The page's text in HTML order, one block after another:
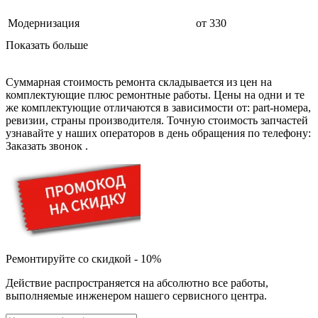
дисковых пил
диспенсеров
дисплеев
дистилляторов воды
дизельных горелок
дизельных генераторов
dj станций
dji goggles
док-станций
документ-камер
домашних кинотеатров
домофонов
дорожек для ходьбы
драйкулеров
дрелей
дрелей для алмазного бурения
дрелей-миксеров
дрелей-шуруповертов
Модернизация
от 330
Показать больше
Суммарная стоимость ремонта складывается из цен на
комплектующие плюс ремонтные работы. Цены на одни и те
же комплектующие отличаются в зависимости от: part-номера,
ревизии, страны производителя. Точную стоимость запчастей
узнавайте у наших операторов в день обращения по телефону:
Заказать звонок .
Ремонтируйте со скидкой - 10%
Действие распространяется на абсолютно все работы,
выполняемые инженером нашего сервисного центра.